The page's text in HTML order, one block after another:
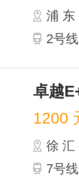
浦 东
2号
卓越
1200
徐 汇
7号